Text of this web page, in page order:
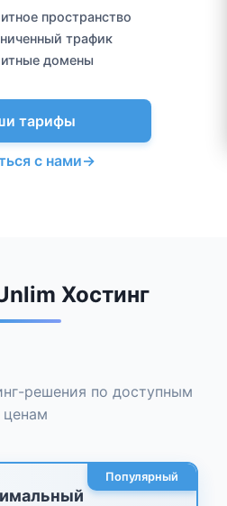
пространство
трафик
домены
тарифы
с нами→
Хостинг
решения по доступным
ценам
Популярный